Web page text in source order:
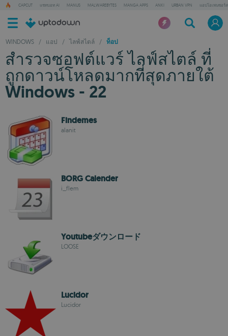
CAPCUT แชทบอท AI MANUS MALWAREBYTES MANGA APPS ANKI URBAN VPN แอปโอเพนซอร์ส
WINDOWS / แอป / ไลฟ์สไตล์ / ท็อป
สำรวจซอฟต์แวร์ ไลฟ์สไตล์ ที่
ถูกดาวน์โหลดมากที่สุดภายใต้
Windows - 22
Findemes
alanit
BORG Calender
i_flem
Youtubeダウンロード
LOOSE
Lucidor
Lucidor